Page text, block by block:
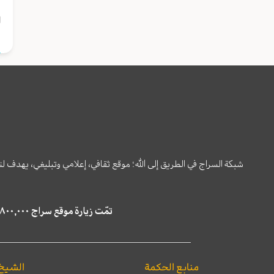
شبكة السراج في الطريق إلى الله؛ موقع ثقافي، إعلامي وتبليغي،
تمّت زيارة موقع سراج ٤,٨٠٠,٠٠٠ مرة خلال الستة أشهر الماضية، كما ظهر في نتائج البحث في محركات البحث٢٢,٢٩٠,٠٠٠ مرّة.
منابع الحكمة